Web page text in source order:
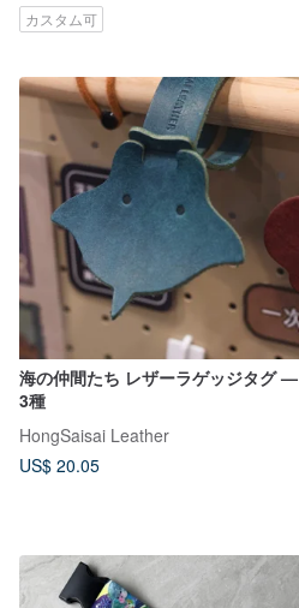
カスタム可
海の仲間たち レザーラゲッジタグ —
3種
HongSaisai Leather
US$ 20.05